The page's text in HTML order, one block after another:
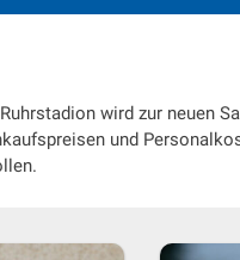
wird zur neuen
und